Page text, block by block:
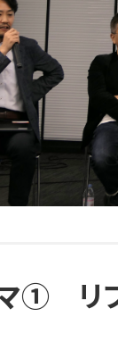
① リプ